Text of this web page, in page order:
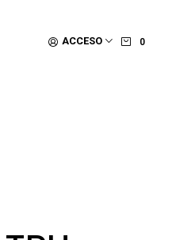
ACCESO 0